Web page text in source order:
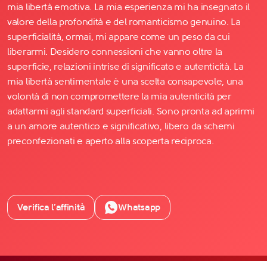
mia libertà emotiva. La mia esperienza mi ha insegnato il
valore della profondità e del romanticismo genuino. La
superficialità, ormai, mi appare come un peso da cui
liberarmi. Desidero connessioni che vanno oltre la
superficie, relazioni intrise di significato e autenticità. La
mia libertà sentimentale è una scelta consapevole, una
volontà di non compromettere la mia autenticità per
adattarmi agli standard superficiali. Sono pronta ad aprirmi
a un amore autentico e significativo, libero da schemi
preconfezionati e aperto alla scoperta reciproca.
Verifica l’affinità Whatsapp